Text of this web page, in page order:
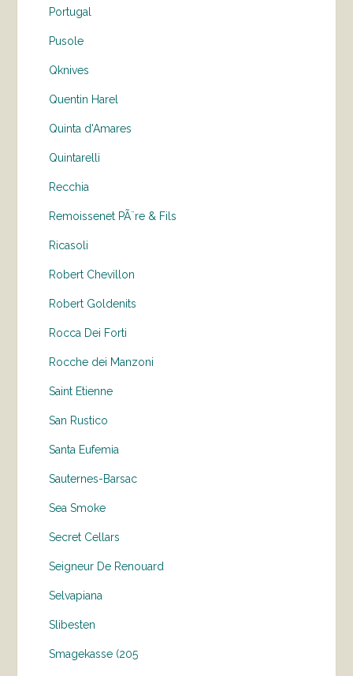
Portugal
Pusole
Qknives
Quentin Harel
Quinta d'Amares
Quintarelli
Recchia
Remoissenet PÃ¨re & Fils
Ricasoli
Robert Chevillon
Robert Goldenits
Rocca Dei Forti
Rocche dei Manzoni
Saint Etienne
San Rustico
Santa Eufemia
Sauternes-Barsac
Sea Smoke
Secret Cellars
Seigneur De Renouard
Selvapiana
Slibesten
Smagekasse (205